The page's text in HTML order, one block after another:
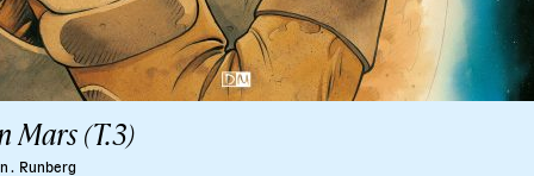
Mars (T.3)
. Runberg